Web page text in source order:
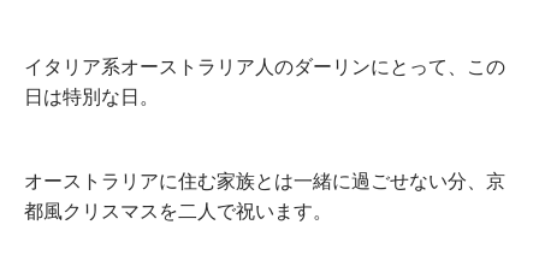
イタリア系オーストラリア人のダーリンにとって、この
日は特別な日。
オーストラリアに住む家族とは一緒に過ごせない分、京
都風クリスマスを二人で祝います。